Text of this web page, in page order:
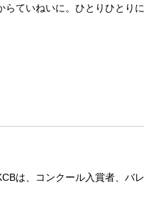
ていねいに。ひとりひとり
は、コンクール入賞者、バ